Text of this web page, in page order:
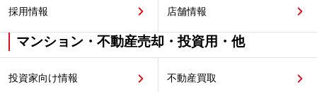
採用情報 店舗情報
マンション・不動産売却・投資用・他
投資家向け情報 不動産買取